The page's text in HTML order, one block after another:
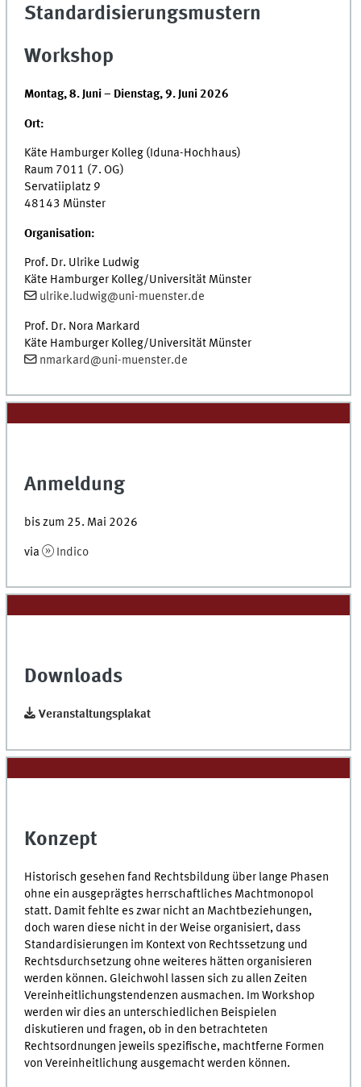
Standardisierungsmustern
Workshop
Montag, 8. Juni – Dienstag, 9. Juni 2026
Ort:
Käte Hamburger Kolleg (Iduna-Hochhaus)
Raum 7011 (7. OG)
Servatiiplatz 9
48143 Münster
Organisation:
Prof. Dr. Ulrike Ludwig
Käte Hamburger Kolleg/Universität Münster
ulrike.ludwig@uni-muenster.de
Prof. Dr. Nora Markard
Käte Hamburger Kolleg/Universität Münster
nmarkard@uni-muenster.de
Anmeldung
bis zum 25. Mai 2026
via Indico
Downloads
Veranstaltungsplakat
Konzept
Historisch gesehen fand Rechtsbildung über lange Phasen
ohne ein ausgeprägtes herrschaftliches Machtmonopol
statt. Damit fehlte es zwar nicht an Machtbeziehungen,
doch waren diese nicht in der Weise organisiert, dass
Standardisierungen im Kontext von Rechtssetzung und
Rechtsdurchsetzung ohne weiteres hätten organisieren
werden können. Gleichwohl lassen sich zu allen Zeiten
Vereinheitlichungstendenzen ausmachen. Im Workshop
werden wir dies an unterschiedlichen Beispielen
diskutieren und fragen, ob in den betrachteten
Rechtsordnungen jeweils spezifische, machtferne Formen
von Vereinheitlichung ausgemacht werden können.